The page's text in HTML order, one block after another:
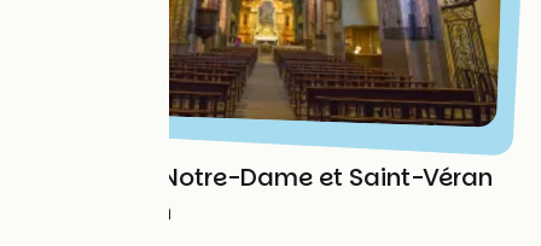
Cathédrale Notre-Dame et Saint-Véran
de Cavaillon